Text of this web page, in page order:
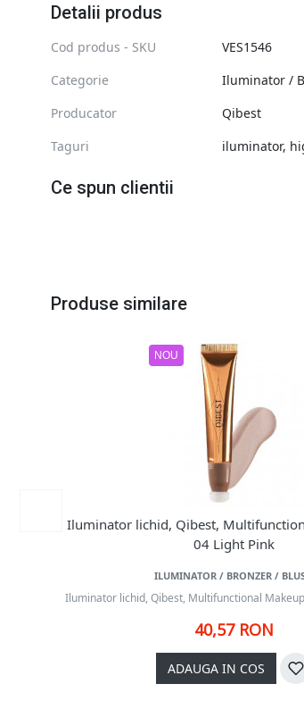
Detalii produs
Cod produs - SKU
VES1546
Categorie
Iluminator /
Producator
Qibest
Taguri
iluminator,
Ce spun clientii
Produse similare
NOU
Iluminator lichid, Qibest,
04 Light Pink
ILUMINATOR / BRONZER /
Iluminator lichid, Qibest, Multifunctional
40,57 RON
ADAUGA IN COS